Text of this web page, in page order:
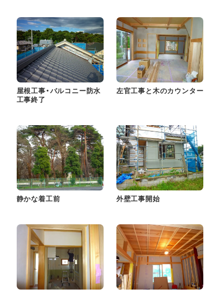
屋根工事・バルコニー防水
工事終了
左官工事と木のカウンター
静かな着工前 外壁工事開始